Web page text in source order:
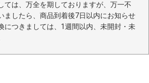
ては、万全を期しておりますが、万一不
ましたら、商品到着後7日以内にお知らせ
につきましては、1週間以内、未開封・未